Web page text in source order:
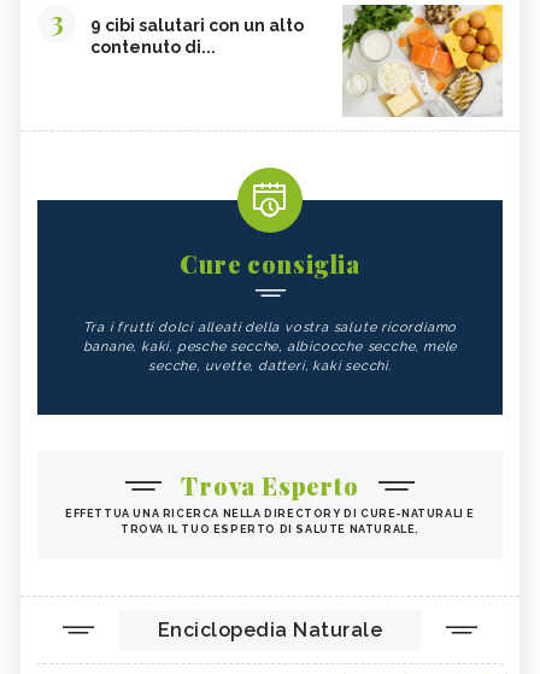
3
9 cibi salutari con un alto
contenuto di...
Cure consiglia
Tra i frutti dolci alleati della vostra salute ricordiamo
banane, kaki, pesche secche, albicocche secche, mele
secche, uvette, datteri, kaki secchi.
Trova Esperto
EFFETTUA UNA RICERCA NELLA DIRECTORY DI CURE-NATURALI E
TROVA IL TUO ESPERTO DI SALUTE NATURALE.
Enciclopedia Naturale